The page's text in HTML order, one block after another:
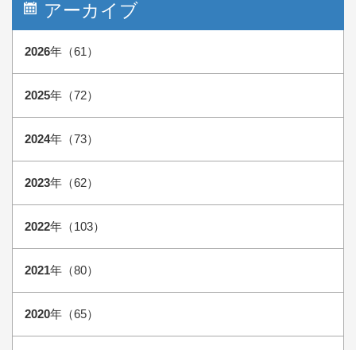
アーカイブ
2026年（61）
2025年（72）
2024年（73）
2023年（62）
2022年（103）
2021年（80）
2020年（65）